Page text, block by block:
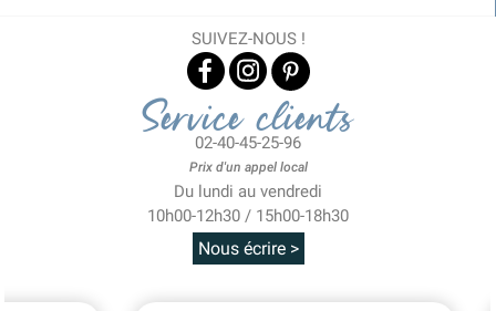
SUIVEZ-NOUS !
Service clients
02-40-45-25-96
Prix d'un appel local
Du lundi au vendredi
10h00-12h30 / 15h00-18h30
Nous écrire >